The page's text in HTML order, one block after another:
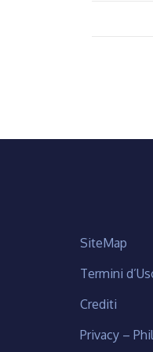
SiteMap
Termini
Crediti
Privacy –